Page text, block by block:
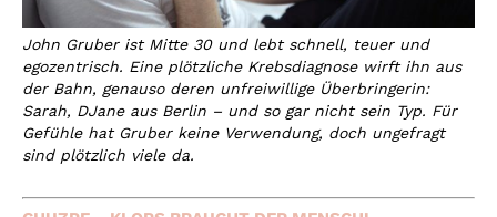
John Gruber ist Mitte 30 und lebt schnell, teuer und
egozentrisch. Eine plötzliche Krebsdiagnose wirft ihn aus
der Bahn, genauso deren unfreiwillige Überbringerin:
Sarah, DJane aus Berlin – und so gar nicht sein Typ. Für
Gefühle hat Gruber keine Verwendung, doch ungefragt
sind plötzlich viele da.